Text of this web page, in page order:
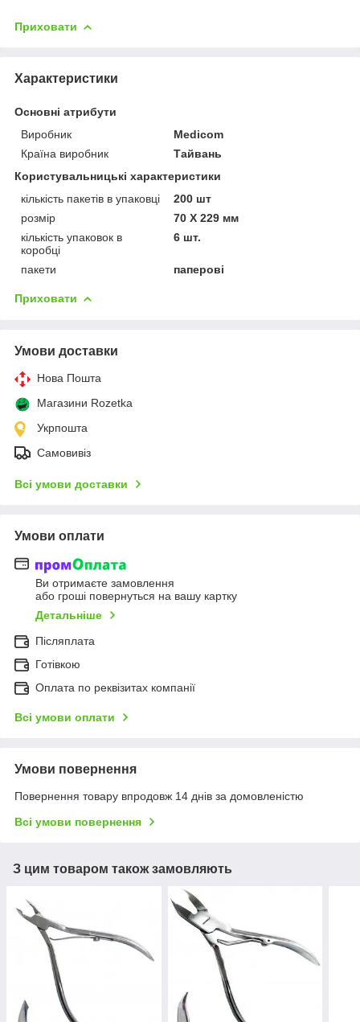
Приховати
Характеристики
Основні атрибути
Виробник
Medicom
Країна виробник
Тайвань
Користувальницькі характеристики
кількість пакетів в упаковці
200 шт
розмір
70 Х 229 мм
кількість упаковок в
коробці
6 шт.
пакети паперові
Приховати
Умови доставки
Нова Пошта
Магазини Rozetka
Укрпошта
Самовивіз
Всі умови доставки
Умови оплати
Ви отримаєте замовлення
або гроші повернуться на вашу картку
Детальніше
Післяплата
Готівкою
Оплата по реквізитах компанії
Всі умови оплати
Умови повернення
Повернення товару впродовж 14 днів за домовленістю
Всі умови повернення
З цим товаром також замовляють